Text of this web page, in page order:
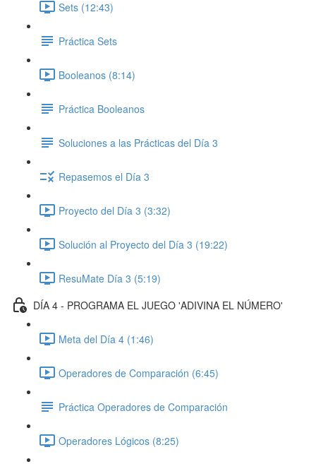
Sets (12:43)
Práctica Sets
Booleanos (8:14)
Práctica Booleanos
Soluciones a las Prácticas del Día 3
Repasemos el Día 3
Proyecto del Día 3 (3:32)
Solución al Proyecto del Día 3 (19:22)
ResuMate Día 3 (5:19)
DÍA 4 - PROGRAMA EL JUEGO 'ADIVINA EL NÚMERO'
Meta del Día 4 (1:46)
Operadores de Comparación (6:45)
Práctica Operadores de Comparación
Operadores Lógicos (8:25)